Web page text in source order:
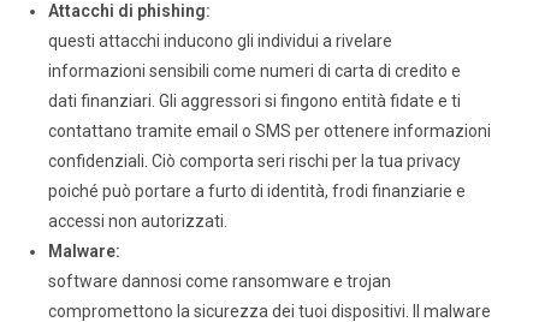
Attacchi di phishing:
questi attacchi inducono gli individui a rivelare
informazioni sensibili come numeri di carta di credito e
dati finanziari. Gli aggressori si fingono entità fidate e ti
contattano tramite email o SMS per ottenere informazioni
confidenziali. Ciò comporta seri rischi per la tua privacy
poiché può portare a furto di identità, frodi finanziarie e
accessi non autorizzati.
Malware:
software dannosi come ransomware e trojan
compromettono la sicurezza dei tuoi dispositivi. Il malware